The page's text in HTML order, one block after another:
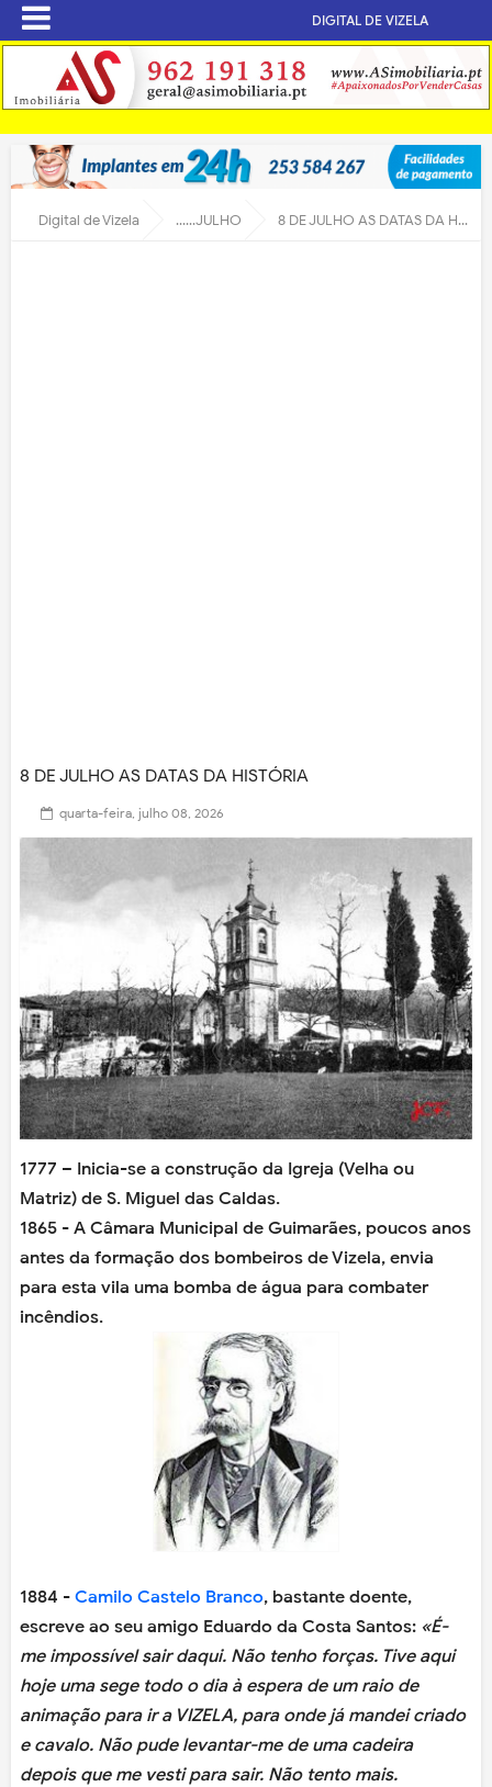
DIGITAL DE VIZELA
Digital de Vizela ......JULHO 8 DE JULHO AS DATAS DA HISTÓRIA
8 DE JULHO AS DATAS DA HISTÓRIA
quarta-feira, julho 08, 2026
1777 – Inicia-se a construção da Igreja (Velha ou
Matriz) de S. Miguel das Caldas.
1865 - A Câmara Municipal de Guimarães, poucos anos
antes da formação dos bombeiros de Vizela, envia
para esta vila uma bomba de água para combater
incêndios.
1884 - Camilo Castelo Branco, bastante doente,
escreve ao seu amigo Eduardo da Costa Santos: «É-
me impossível sair daqui. Não tenho forças. Tive aqui
hoje uma sege todo o dia à espera de um raio de
animação para ir a VIZELA, para onde já mandei criado
e cavalo. Não pude levantar-me de uma cadeira
depois que me vesti para sair. Não tento mais.